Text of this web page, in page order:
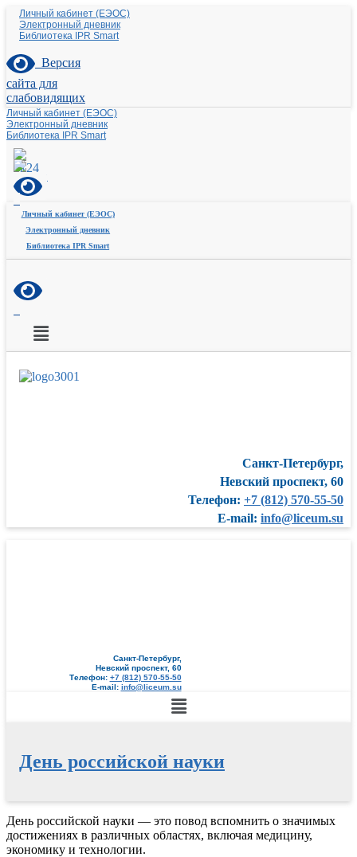
Личный кабинет (ЕЭОС)
Электронный дневник
Библиотека IPR Smart
Версия
сайта для
слабовидящих
Личный кабинет (ЕЭОС)
Электронный дневник
Библиотека IPR Smart
Личный кабинет (ЕЭОС)
Электронный дневник
Библиотека IPR Smart
Меню
Санкт-Петербург,
Невский проспект, 60
Телефон: +7 (812) 570-55-50
E-mail: info@liceum.su
Санкт-Петербург,
Невский проспект, 60
Телефон: +7 (812) 570-55-50
E-mail: info@liceum.su
Меню
День российской науки
Перейти
к
содержимому
День российской науки — это повод вспомнить о значимых
достижениях в различных областях, включая медицину,
экономику и технологии.